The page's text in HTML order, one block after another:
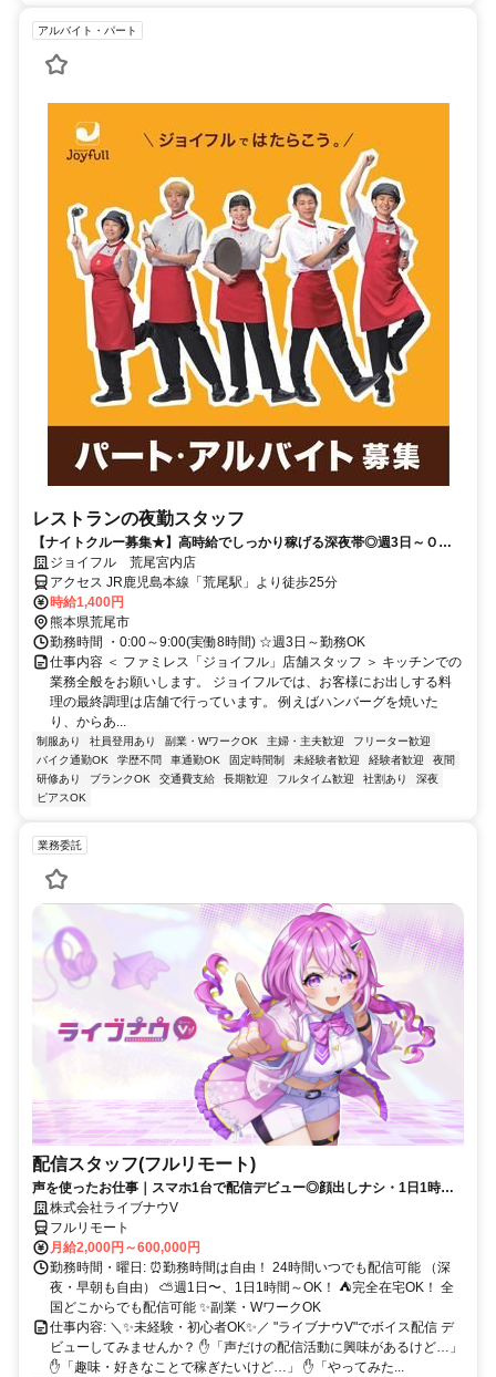
アルバイト・パート
レストランの夜勤スタッフ
【ナイトクルー募集★】高時給でしっかり稼げる深夜帯◎週3日～Ｏ
Ｋ！福利厚生も充実♪履歴書不要！
ジョイフル 荒尾宮内店
アクセス JR鹿児島本線「荒尾駅」より徒歩25分
時給1,400円
熊本県荒尾市
勤務時間 ・0:00～9:00(実働8時間) ☆週3日～勤務OK
仕事内容 ＜ ファミレス「ジョイフル」店舗スタッフ ＞ キッチンでの
業務全般をお願いします。 ジョイフルでは、お客様にお出しする料
理の最終調理は店舗で行っています。 例えばハンバーグを焼いた
り、からあ...
制服あり 社員登用あり 副業・WワークOK 主婦・主夫歓迎
フリーター歓迎
バイク通勤OK
学歴不問 車通勤OK 固定時間制 未経験者歓迎 経験者歓迎
夜間
研修あり
ブランクOK 交通費支給 長期歓迎 フルタイム歓迎 社割あり
深夜
ピアスOK
業務委託
配信スタッフ(フルリモート)
声を使ったお仕事｜スマホ1台で配信デビュー◎顔出しナシ・1日1時間
～OK♪
株式会社ライブナウV
フルリモート
月給2,000円～600,000円
勤務時間・曜日: ⏰勤務時間は自由！ 24時間いつでも配信可能 （深
夜・早朝も自由） ⛅週1日〜、1日1時間～OK！ ⛺完全在宅OK！ 全
国どこからでも配信可能 ✨副業・WワークOK
仕事内容: ＼✨未経験・初心者OK✨／ "ライブナウV"でボイス配信 デ
ビューしてみませんか？ ✋「声だけの配信活動に興味があるけど…」
✋「趣味・好きなことで稼ぎたいけど…」 ✋「やってみた...